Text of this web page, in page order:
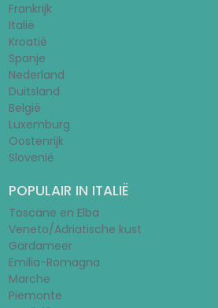
Frankrijk
Italië
Kroatië
Spanje
Nederland
Duitsland
België
Luxemburg
Oostenrijk
Slovenië
POPULAIR IN ITALIË
Toscane en Elba
Veneto/Adriatische kust
Gardameer
Emilia-Romagna
Marche
Piemonte